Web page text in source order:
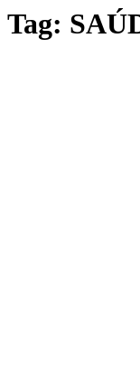
Tag: